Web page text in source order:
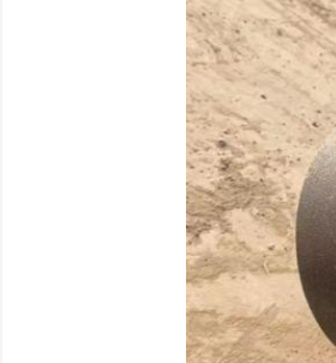
إرسال